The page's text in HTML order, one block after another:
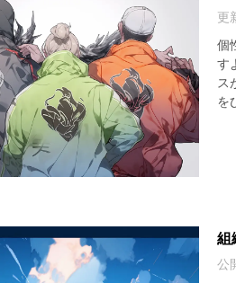
更
個
す
ス
を
組
公